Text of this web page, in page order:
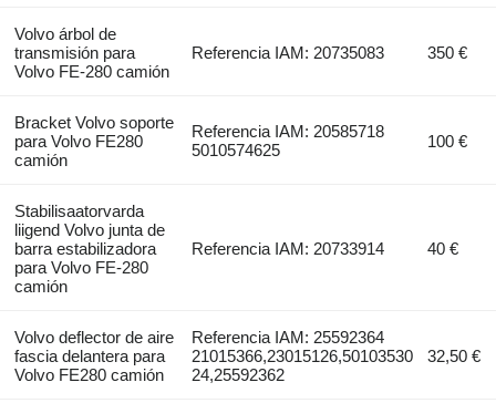
Volvo árbol de
transmisión para
Volvo FE-280 camión
Referencia IAM: 20735083 350 €
Bracket Volvo soporte
para Volvo FE280
camión
Referencia IAM: 20585718
5010574625
100 €
Stabilisaatorvarda
liigend Volvo junta de
barra estabilizadora
para Volvo FE-280
camión
Referencia IAM: 20733914 40 €
Volvo deflector de aire
fascia delantera para
Volvo FE280 camión
Referencia IAM: 25592364
21015366,23015126,50103530
24,25592362
32,50 €